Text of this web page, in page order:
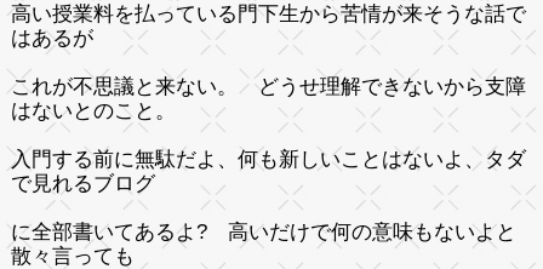
高い授業料を払っている門下生から苦情が来そうな話で
はあるが
これが不思議と来ない。 どうせ理解できないから支障
はないとのこと。
入門する前に無駄だよ、何も新しいことはないよ、タダ
で見れるブログ
に全部書いてあるよ? 高いだけで何の意味もないよと
散々言っても